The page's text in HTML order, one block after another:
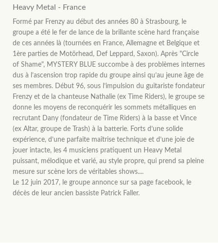
Heavy Metal - France
Formé par Frenzy au début des années 80 à Strasbourg, le
groupe a été le fer de lance de la brillante scène hard française
de ces années là (tournées en France, Allemagne et Belgique et
1ère parties de Motörhead, Def Leppard, Saxon). Après "Circle
of Shame", MYSTERY BLUE succombe à des problèmes internes
dus à l’ascension trop rapide du groupe ainsi qu’au jeune âge de
ses membres. Début 96, sous l’impulsion du guitariste fondateur
Frenzy et de la chanteuse Nathalie (ex Time Riders), le groupe se
donne les moyens de reconquérir les sommets métalliques en
recrutant Dany (fondateur de Time Riders) à la basse et Vince
(ex Altar, groupe de Trash) à la batterie. Forts d’une solide
expérience, d’une parfaite maîtrise technique et d’une joie de
jouer intacte, les 4 musiciens pratiquent un Heavy Metal
puissant, mélodique et varié, au style propre, qui prend sa pleine
mesure sur scène lors de véritables shows....
Le 12 juin 2017, le groupe annonce sur sa page facebook, le
décès de leur ancien bassiste Patrick Faller.